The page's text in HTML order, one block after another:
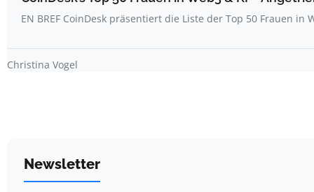
EN BREF CoinDesk präsentiert die Liste der Top 50 Frauen in
Christina Vogel
Newsletter